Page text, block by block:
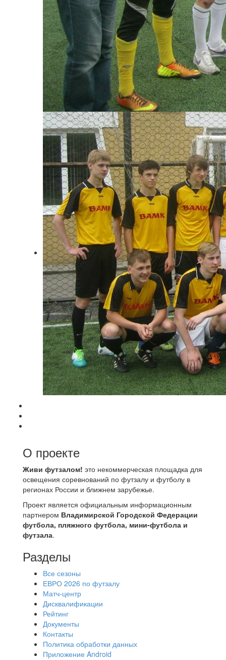
О проекте
Живи футзалом! это некоммерческая площадка для
освещения соревнований по футзалу и футболу в
регионах России и ближнем зарубежье.
Проект является официальным информационным
партнером Владимирской Городской Федерации
футбола, пляжного футбола, мини-футбола и
футзала.
Разделы
Все сезоны
ЕВРО 2026 по футзалу
Матч-центр
Дисквалификации
Рейтинг
Документы
Контакты
Политика обработки данных
Приложение Android